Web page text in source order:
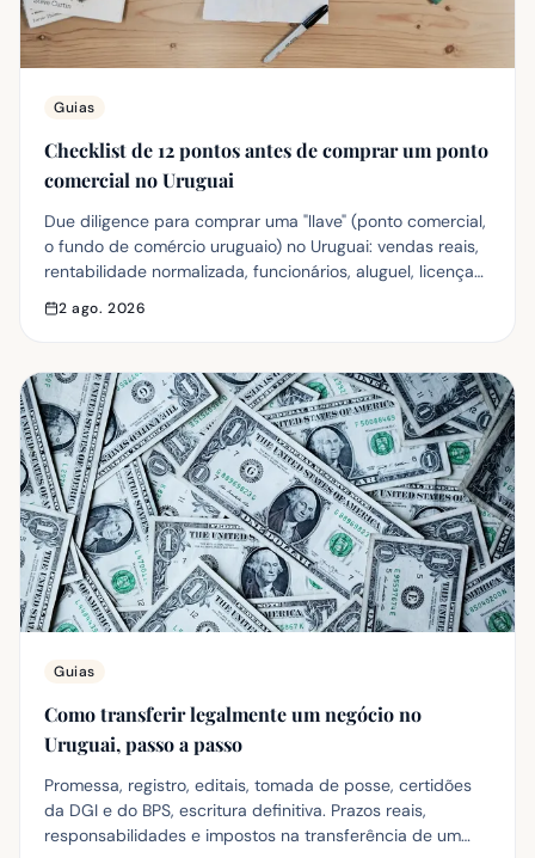
Guias
Checklist de 12 pontos antes de comprar um ponto
comercial no Uruguai
Due diligence para comprar uma "llave" (ponto comercial,
o fundo de comércio uruguaio) no Uruguai: vendas reais,
rentabilidade normalizada, funcionários, aluguel, licenças,
dívidas, contratos e impostos. Com os sinais de alerta
que pedem cautela.
2 ago. 2026
Guias
Como transferir legalmente um negócio no
Uruguai, passo a passo
Promessa, registro, editais, tomada de posse, certidões
da DGI e do BPS, escritura definitiva. Prazos reais,
responsabilidades e impostos na transferência de um